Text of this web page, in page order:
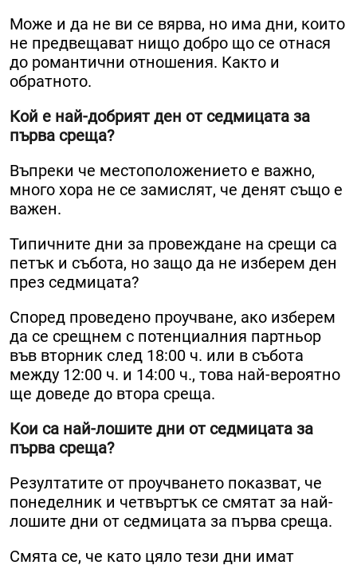
Може и да не ви се вярва, но има дни, които
не предвещават нищо добро що се отнася
до романтични отношения. Както и
обратното.
Кой е най-добрият ден от седмицата за
първа среща?
Въпреки че местоположението е важно,
много хора не се замислят, че денят също е
важен.
Типичните дни за провеждане на срещи са
петък и събота, но защо да не изберем ден
през седмицата?
Според проведено проучване, ако изберем
да се срещнем с потенциалния партньор
във вторник след 18:00 ч. или в събота
между 12:00 ч. и 14:00 ч., това най-вероятно
ще доведе до втора среща.
Кои са най-лошите дни от седмицата за
първа среща?
Резултатите от проучването показват, че
понеделник и четвъртък се смятат за най-
лошите дни от седмицата за първа среща.
Смята се, че като цяло тези дни имат